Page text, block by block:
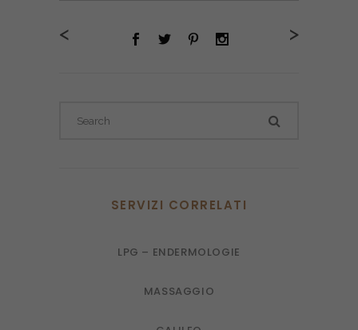
< >
SERVIZI CORRELATI
LPG – ENDERMOLOGIE
MASSAGGIO